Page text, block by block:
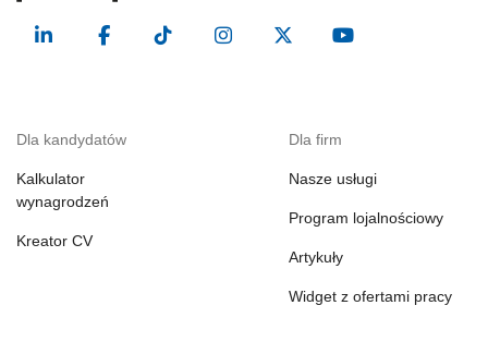
Dla kandydatów
Kalkulator
wynagrodzeń
Kreator CV
Dla firm
Nasze usługi
Program lojalnościowy
Artykuły
Widget z ofertami pracy